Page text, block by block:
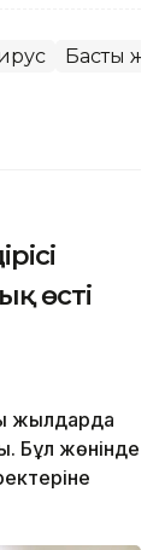
Басты
өсті
жылдарда
Бұл жөнінде